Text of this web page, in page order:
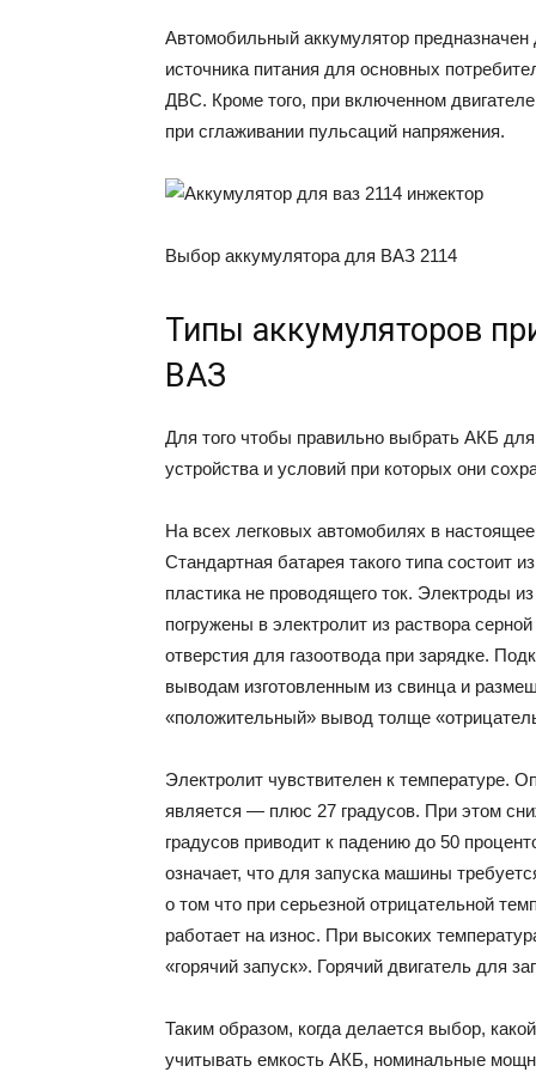
Автомобильный аккумулятор предназначен
источника питания для основных
ДВС. Кроме того, при включенном
при сглаживании пульсаций напряжения.
Выбор аккумулятора для ВАЗ 2114
Типы аккумуляторов
ВАЗ
Для того чтобы правильно выбрать АКБ
устройства и условий при которых они
На всех легковых автомобилях в
Стандартная батарея такого типа состоит
пластика не проводящего ток. Электроды
погружены в электролит из раствора
отверстия для газоотвода при зарядке.
выводам изготовленным из свинца и
«положительный» вывод толще
Электролит чувствителен к температуре.
является — плюс 27 градусов. При этом
градусов приводит к падению до 50
означает, что для запуска машины
о том что при серьезной отрицательной
работает на износ. При высоких
«горячий запуск». Горячий двигатель для
Таким образом, когда делается выбор,
учитывать емкость АКБ, номинальные